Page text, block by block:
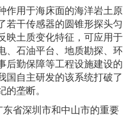
用于海床面的海洋岩土原
若干传感器的圆锥形探头匀
映土质变化特征，可应用于
、石油平台、地质勘探、环
后勤保障等工程设施建设的
国自主研发的该系统打破了
垄断。
省深圳市和中山市的重要